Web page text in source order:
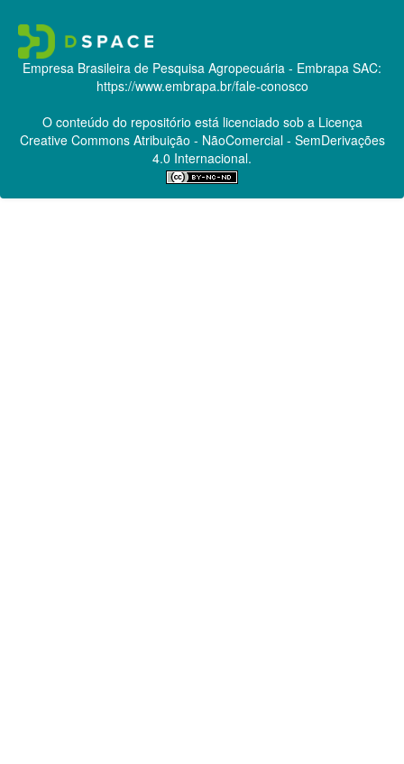
Empresa Brasileira de Pesquisa Agropecuária - Embrapa SAC:
https://www.embrapa.br/fale-conosco
O conteúdo do repositório está licenciado sob a Licença
Creative CommonsAtribuição - NãoComercial - SemDerivações
4.0 Internacional.